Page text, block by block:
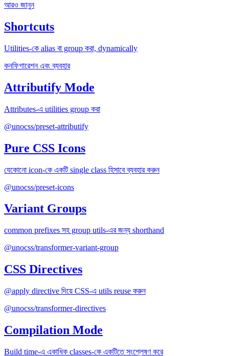
আরও জানুন
Shortcuts
Utilities-কে alias বা group করা, dynamically
কনফিগারেশন এবং ব্যবহার
Attributify Mode
Attributes-এ utilities group করা
@unocss/preset-attributify
Pure CSS Icons
যেকোনো icon-কে একটি single class হিসাবে ব্যবহার করুন
@unocss/preset-icons
Variant Groups
common prefixes সহ group utils-এর জন্য shorthand
@unocss/transformer-variant-group
CSS Directives
@apply directive দিয়ে CSS-এ utils reuse করুন
@unocss/transformer-directives
Compilation Mode
Build time-এ একাধিক classes-কে একটিতে সংশ্লেষণ করে